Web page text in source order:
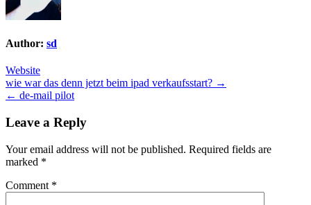
Author: sd
Website
Post
navigation
wie war das denn jetzt beim ipad verkaufsstart? →
← de-mail pilot
Leave a Reply
Your email address will not be published. Required fields are
marked *
Comment *